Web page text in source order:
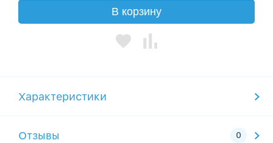
В корзину
Характеристики
Отзывы